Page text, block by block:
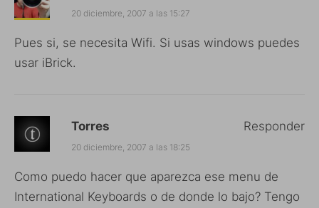
20 diciembre, 2007 a las 15:27
Pues si, se necesita Wifi. Si usas windows puedes
usar iBrick.
Torres
20 diciembre, 2007 a las 18:25
Como puedo hacer que aparezca ese menu de
International Keyboards o de donde lo bajo? Tengo
Responder